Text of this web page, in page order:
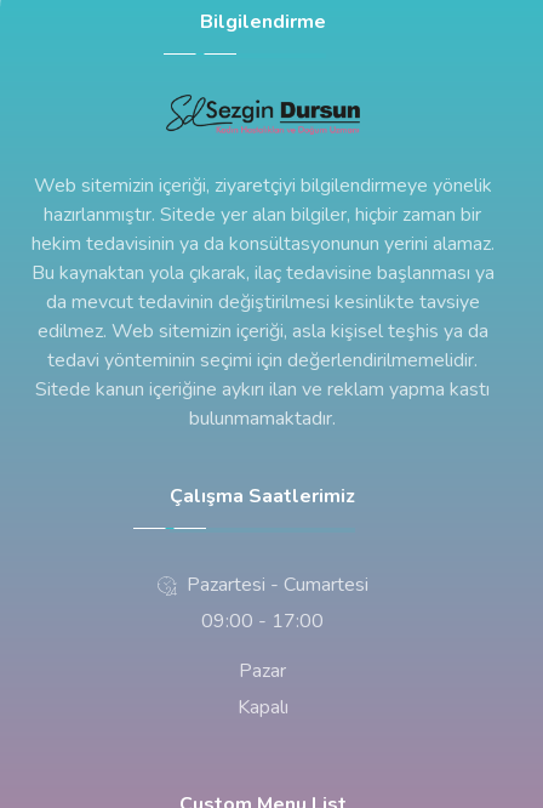
Bilgilendirme
Web sitemizin içeriği, ziyaretçiyi bilgilendirmeye yönelik
hazırlanmıştır. Sitede yer alan bilgiler, hiçbir zaman bir
hekim tedavisinin ya da konsültasyonunun yerini alamaz.
Bu kaynaktan yola çıkarak, ilaç tedavisine başlanması ya
da mevcut tedavinin değiştirilmesi kesinlikte tavsiye
edilmez. Web sitemizin içeriği, asla kişisel teşhis ya da
tedavi yönteminin seçimi için değerlendirilmemelidir.
Sitede kanun içeriğine aykırı ilan ve reklam yapma kastı
bulunmamaktadır.
Çalışma Saatlerimiz
Pazartesi - Cumartesi
09:00 - 17:00
Pazar
Kapalı